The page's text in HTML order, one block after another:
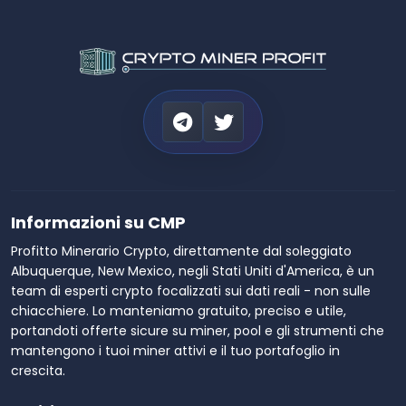
Informazioni su CMP
Profitto Minerario Crypto, direttamente dal soleggiato
Albuquerque, New Mexico, negli Stati Uniti d'America, è un
team di esperti crypto focalizzati sui dati reali - non sulle
chiacchiere. Lo manteniamo gratuito, preciso e utile,
portandoti offerte sicure su miner, pool e gli strumenti che
mantengono i tuoi miner attivi e il tuo portafoglio in
crescita.